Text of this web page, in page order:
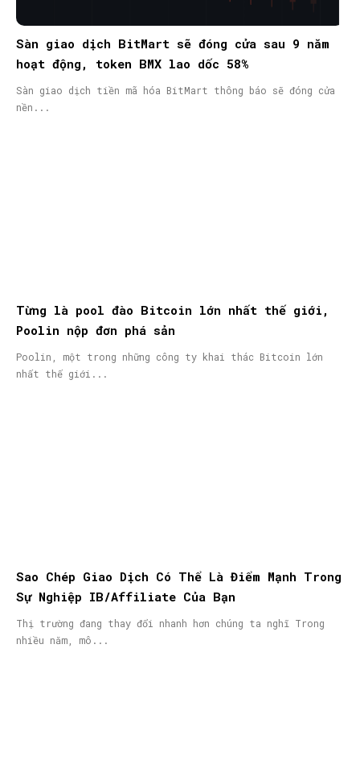
Sàn giao dịch BitMart sẽ đóng cửa sau 9 năm
hoạt động, token BMX lao dốc 58%
Sàn giao dịch tiền mã hóa BitMart thông báo sẽ đóng cửa
nền...
Từng là pool đào Bitcoin lớn nhất thế giới,
Poolin nộp đơn phá sản
Poolin, một trong những công ty khai thác Bitcoin lớn
nhất thế giới...
Sao Chép Giao Dịch Có Thể Là Điểm Mạnh Trong
Sự Nghiệp IB/Affiliate Của Bạn
Thị trường đang thay đổi nhanh hơn chúng ta nghĩ Trong
nhiều năm, mô...